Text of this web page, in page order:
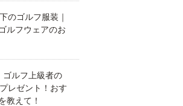
のゴルフ服装｜
ルフウェアのお
ゴルフ上級者の
レゼント！おす
教えて！